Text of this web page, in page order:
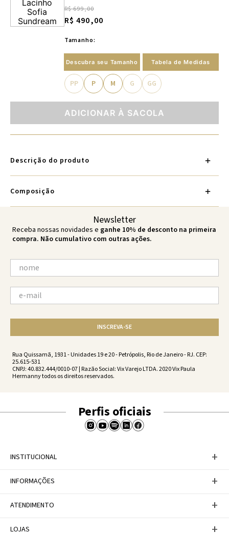
R$ 699,00
R$ 490,00
Tamanho:
Descubra seu Tamanho Tabela de Medidas
PP P M G GG
ADICIONAR À SACOLA
Descrição do produto
Composição
Newsletter
Receba nossas novidades e ganhe 10% de desconto na primeira
compra. Não cumulativo com outras ações.
INSCREVA-SE
Rua Quissamã, 1931 - Unidades 19 e 20 - Petrópolis, Rio de Janeiro - RJ. CEP:
25.615-531
CNPJ: 40.832.444/0010-07 | Razão Social: Vix Varejo LTDA. 2020 Vix Paula
Hermanny todos os direitos reservados.
Perfis oficiais
INSTITUCIONAL +
A Marca
Trabalhe conosco
INFORMAÇÕES +
Política de Privacidade
Tabela de Medidas
ATENDIMENTO +
Personal Shopper
LOJAS